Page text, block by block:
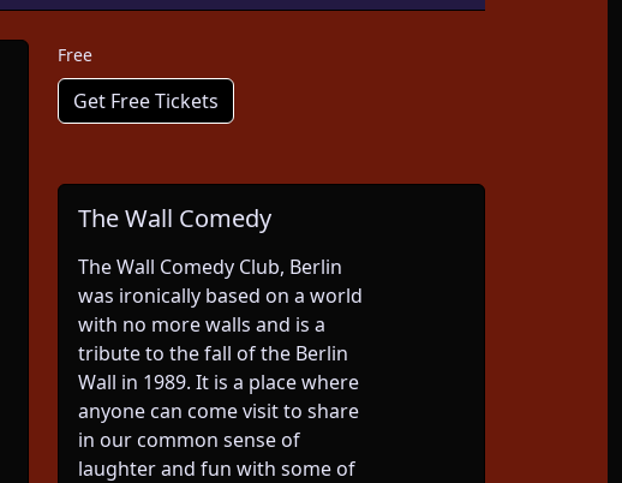
Free
Get Free Tickets
The Wall Comedy
The Wall Comedy Club, Berlin
was ironically based on a world
with no more walls and is a
tribute to the fall of the Berlin
Wall in 1989. It is a place where
anyone can come visit to share
in our common sense of
laughter and fun with some of